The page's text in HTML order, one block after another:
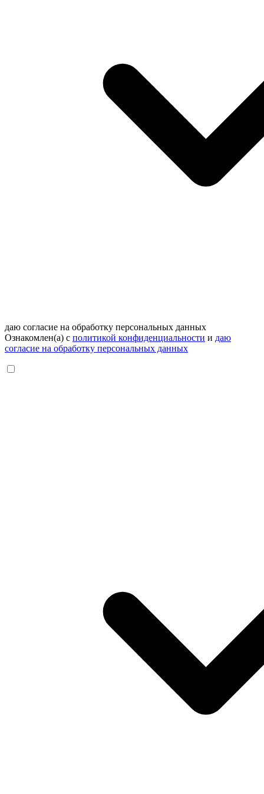
даю согласие на обработку персональных данных
Ознакомлен(а) с политикой конфиденциальности и даю
согласие на обработку персональных данных